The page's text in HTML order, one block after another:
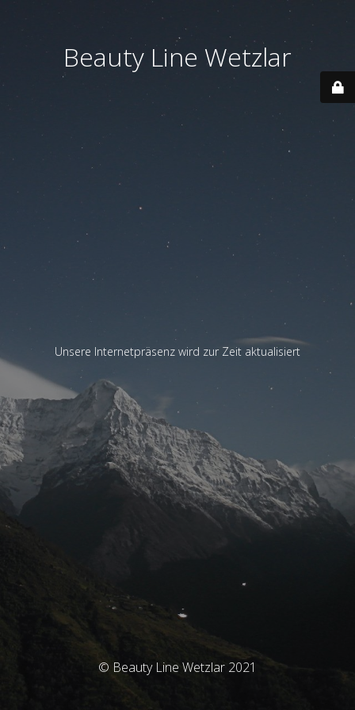
Beauty Line Wetzlar
Unsere Internetpräsenz wird zur Zeit aktualisiert
© Beauty Line Wetzlar 2021